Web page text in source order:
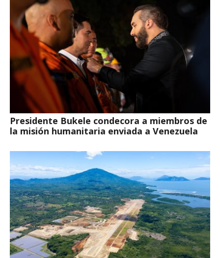
Presidente Bukele condecora a miembros de
la misión humanitaria enviada a Venezuela